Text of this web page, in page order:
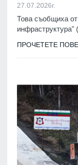
27.07.2026г.
Това съобщиха
ПРОЧЕТЕТЕ